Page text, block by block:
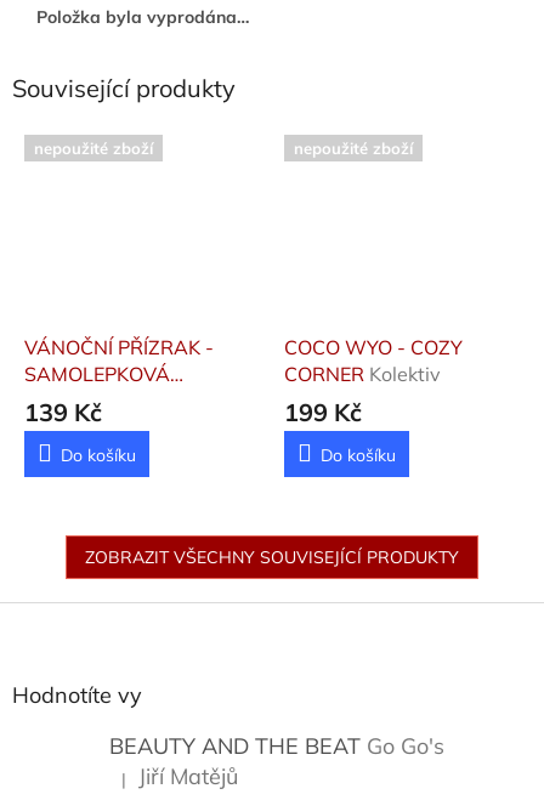
Položka byla vyprodána…
Související produkty
nepoužité zboží
VÁNOČNÍ PŘÍZRAK -
SAMOLEPKOVÁ
ÚNIKOVKA
139 Kč
Do košíku
nepoužité zboží
COCO WYO - COZY
CORNER Kolektiv
199 Kč
Do košíku
ZOBRAZIT VŠECHNY SOUVISEJÍCÍ PRODUKTY
Hodnotíte vy
BEAUTY AND THE BEAT Go Go's
Hodnocení produktu je 5 z 5 hvězdiček.
| Jiří Matějů